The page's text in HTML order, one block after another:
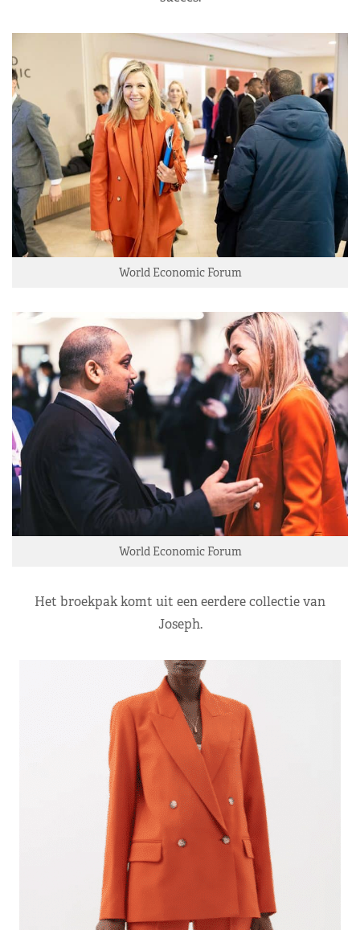
World Economic Forum
World Economic Forum
Het broekpak komt uit een eerdere collectie van
Joseph.